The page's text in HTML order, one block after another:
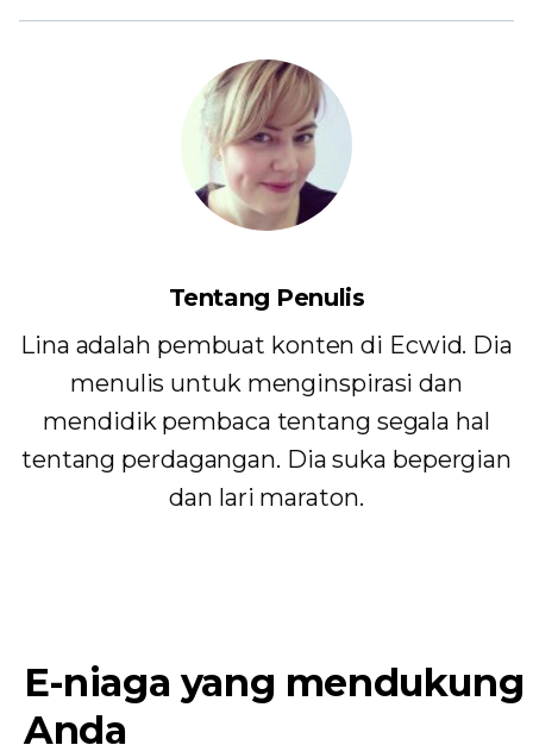
Tentang Penulis
Lina adalah pembuat konten di Ecwid. Dia
menulis untuk menginspirasi dan
mendidik pembaca tentang segala hal
tentang perdagangan. Dia suka bepergian
dan lari maraton.
E-niaga yang mendukung
Anda